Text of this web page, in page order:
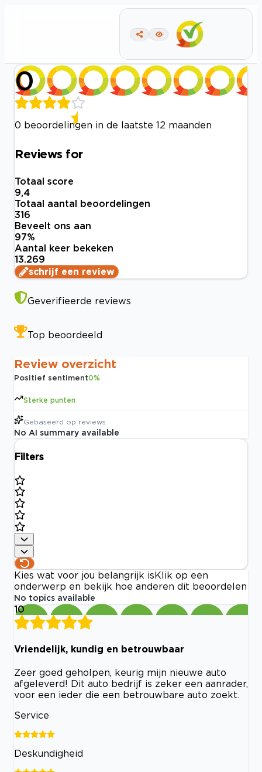
0
0 beoordelingen in de laatste 12 maanden
Reviews for
Totaal score
9,4
Totaal aantal beoordelingen
316
Beveelt ons aan
97%
Aantal keer bekeken
13.269
schrijf een review
Geverifieerde reviews
Top beoordeeld
Review overzicht
Positief sentiment0%
Sterke punten
Gebaseerd op reviews
No AI summary available
Filters
Kies wat voor jou belangrijk is Klik op een
onderwerp en bekijk hoe anderen dit beoordelen
No topics available
10
Vriendelijk, kundig en betrouwbaar
Zeer goed geholpen, keurig mijn nieuwe auto
afgeleverd! Dit auto bedrijf is zeker een aanrader,
voor een ieder die een betrouwbare auto zoekt.
Service
Deskundigheid